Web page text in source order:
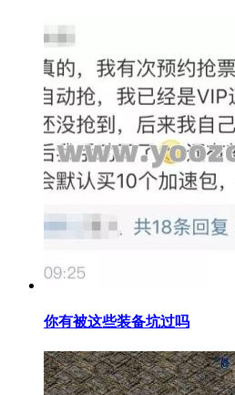
你有被这些装备坑过吗